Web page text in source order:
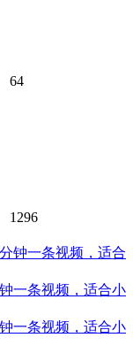
64
1296
一条视频，适合小
一条视频，适合小